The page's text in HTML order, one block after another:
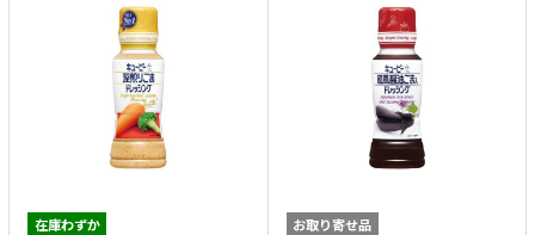
在庫わずか お取り寄せ品